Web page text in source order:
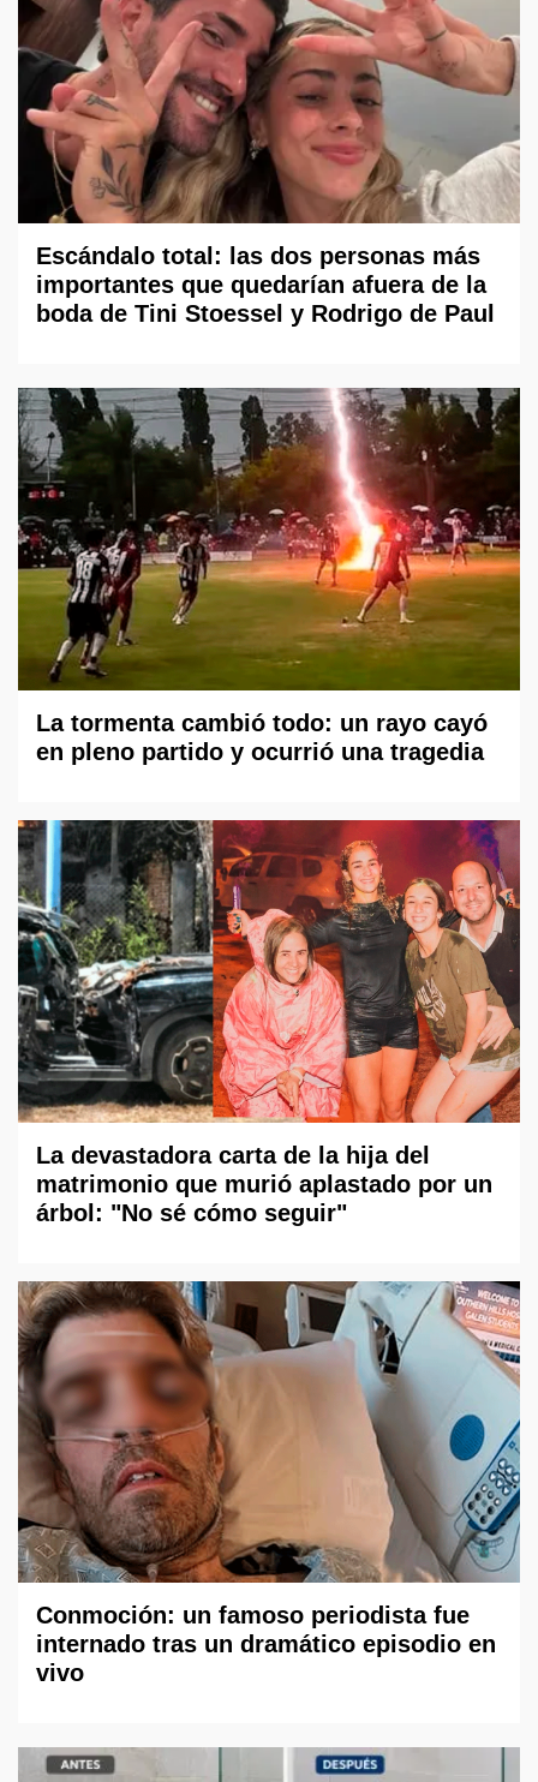
Escándalo total: las dos personas más
importantes que quedarían afuera de la
boda de Tini Stoessel y Rodrigo de Paul
La tormenta cambió todo: un rayo cayó
en pleno partido y ocurrió una tragedia
La devastadora carta de la hija del
matrimonio que murió aplastado por un
árbol: "No sé cómo seguir"
Conmoción: un famoso periodista fue
internado tras un dramático episodio en
vivo